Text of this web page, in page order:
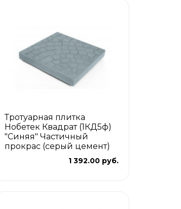
Тротуарная плитка
Нобетек Квадрат (1КД5ф)
"Синяя" Частичный
прокрас (серый цемент)
1 392.00 руб.